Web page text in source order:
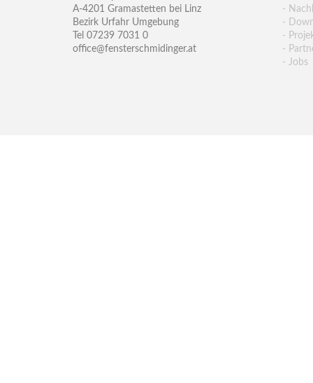
A-4201 Gramastetten bei Linz
Bezirk Urfahr Umgebung
Tel 07239 7031 0
office@fensterschmidinger.at
-
-
-
-
- Jobs